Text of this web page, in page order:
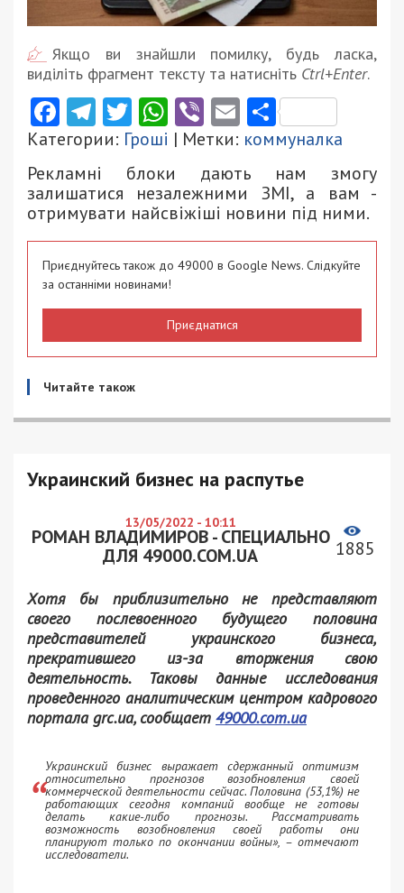
Якщо ви знайшли помилку, будь ласка,
виділіть фрагмент тексту та натисніть Ctrl+Enter.
Facebook
Telegram
Twitter
WhatsApp
ViberEmail
Категории: Гроші | Метки: коммуналка
Рекламні блоки дають нам змогу
залишатися незалежними ЗМІ, а вам -
отримувати найсвіжіші новини під ними.
Приєднуйтесь також до 49000 в Google News. Слідкуйте
за останніми новинами!
Приєднатися
Читайте також
Украинский бизнес на распутье
13/05/2022 - 10:11
РОМАН ВЛАДИМИРОВ - СПЕЦИАЛЬНО
ДЛЯ 49000.COM.UA
1885
Хотя бы приблизительно не представляют
своего послевоенного будущего половина
представителей украинского бизнеса,
прекратившего из-за вторжения свою
деятельность. Таковы данные исследования
проведенного аналитическим центром кадрового
портала grc.ua, сообщает 49000.com.ua
Украинский бизнес выражает сдержанный оптимизм
относительно прогнозов возобновления своей
коммерческой деятельности сейчас. Половина (53,1%) не
работающих сегодня компаний вообще не готовы
делать какие-либо прогнозы. Рассматривать
возможность возобновления своей работы они
планируют только по окончании войны», – отмечают
исследователи.